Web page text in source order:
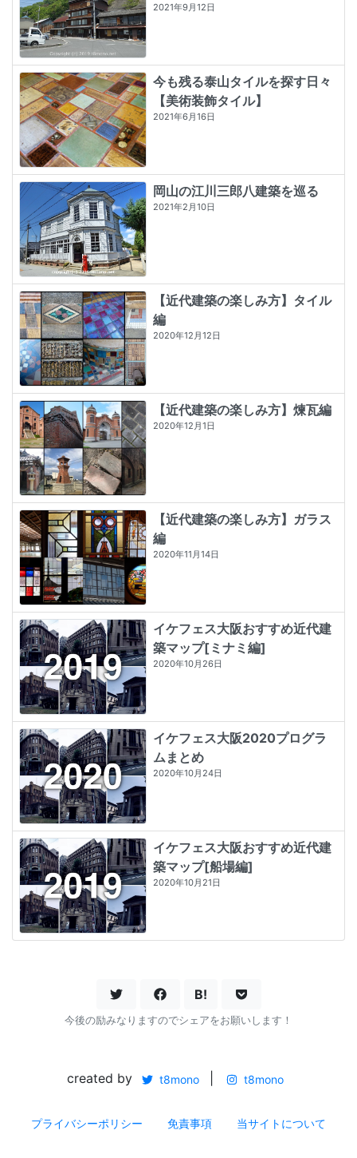
2021年9月12日
今も残る泰山タイルを探す日々
【美術装飾タイル】
2021年6月16日
岡山の江川三郎八建築を巡る
2021年2月10日
【近代建築の楽しみ方】タイル
編
2020年12月12日
【近代建築の楽しみ方】煉瓦編
2020年12月1日
【近代建築の楽しみ方】ガラス
編
2020年11月14日
イケフェス大阪おすすめ近代建
築マップ[ミナミ編]
2020年10月26日
イケフェス大阪2020プログラ
ムまとめ
2020年10月24日
イケフェス大阪おすすめ近代建
築マップ[船場編]
2020年10月21日
B!
今後の励みなりますのでシェアをお願いします！
created by t8mono t8mono
プライバシーポリシー 免責事項 当サイトについて